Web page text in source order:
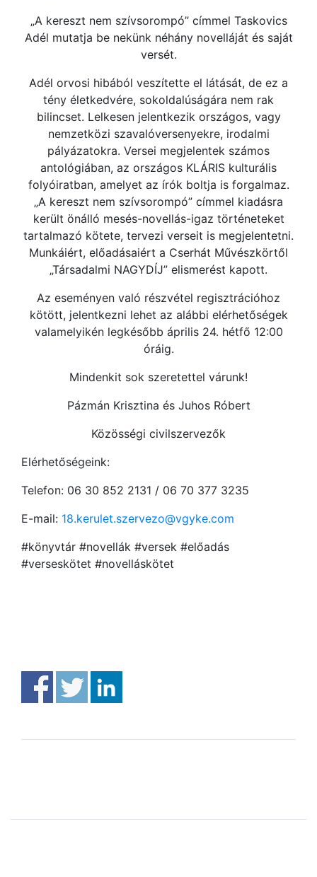
„A kereszt nem szívsorompó” címmel Taskovics
Adél mutatja be nekünk néhány novelláját és saját
versét.
Adél orvosi hibából veszítette el látását, de ez a
tény életkedvére, sokoldalúságára nem rak
bilincset. Lelkesen jelentkezik országos, vagy
nemzetközi szavalóversenyekre, irodalmi
pályázatokra. Versei megjelentek számos
antológiában, az országos KLÁRIS kulturális
folyóiratban, amelyet az írók boltja is forgalmaz.
„A kereszt nem szívsorompó” címmel kiadásra
került önálló mesés-novellás-igaz történeteket
tartalmazó kötete, tervezi verseit is megjelentetni.
Munkáiért, előadásaiért a Cserhát Művészkörtől
„Társadalmi NAGYDÍJ” elismerést kapott.
Az eseményen való részvétel regisztrációhoz
kötött, jelentkezni lehet az alábbi elérhetőségek
valamelyikén legkésőbb április 24. hétfő 12:00
óráig.
Mindenkit sok szeretettel várunk!
Pázmán Krisztina és Juhos Róbert
Közösségi civilszervezők
Elérhetőségeink:
Telefon: 06 30 852 2131 / 06 70 377 3235
E-mail: 18.kerulet.szervezo@vgyke.com
#könyvtár #novellák #versek #előadás
#verseskötet #novelláskötet